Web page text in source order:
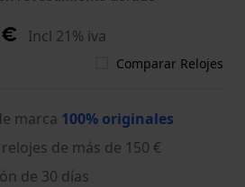
Incl 21% iva
Comparar Relojes
marca 100% originales
de más de 150 €
de 30 días